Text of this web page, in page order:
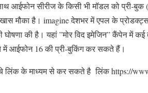
सीरीज के किसी भी मॉडल को प्री-बुक
मौका है। imagine देशभर में एपल के
की है। यहां ”मोर विद इमेजिन” कैंपेन में
में आईफोन 16 की प्री-बुकिंग कर सकते हैं।
लिंक के माध्यम से कर सकते है लिंक https://